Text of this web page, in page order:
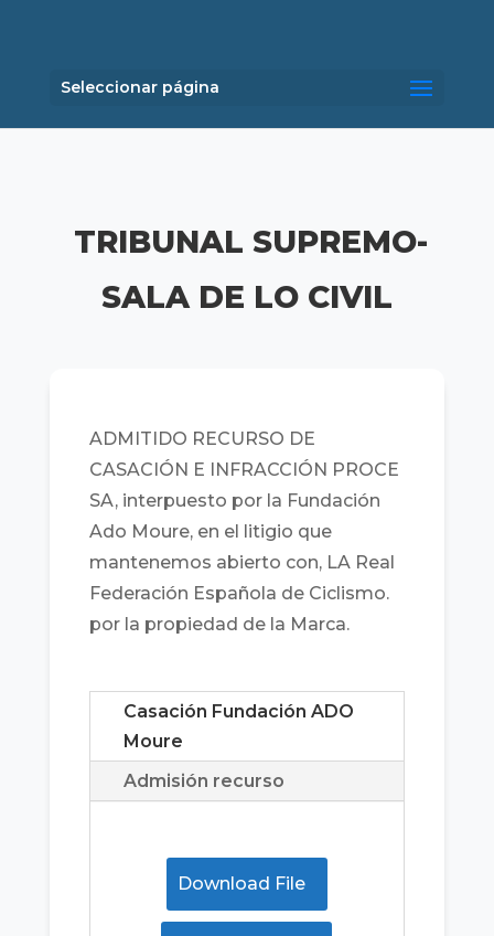
Seleccionar página
TRIBUNAL SUPREMO-
SALA DE LO CIVIL
ADMITIDO RECURSO DE
CASACIÓN E INFRACCIÓN PROCE
SA, interpuesto por la Fundación
Ado Moure, en el litigio que
mantenemos abierto con, LA Real
Federación Española de Ciclismo.
por la propiedad de la Marca.
Casación Fundación ADO
Moure
Admisión recurso
Download File